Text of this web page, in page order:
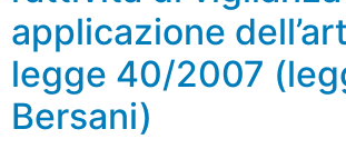
applicazione
legge 40/2007
Bersani)